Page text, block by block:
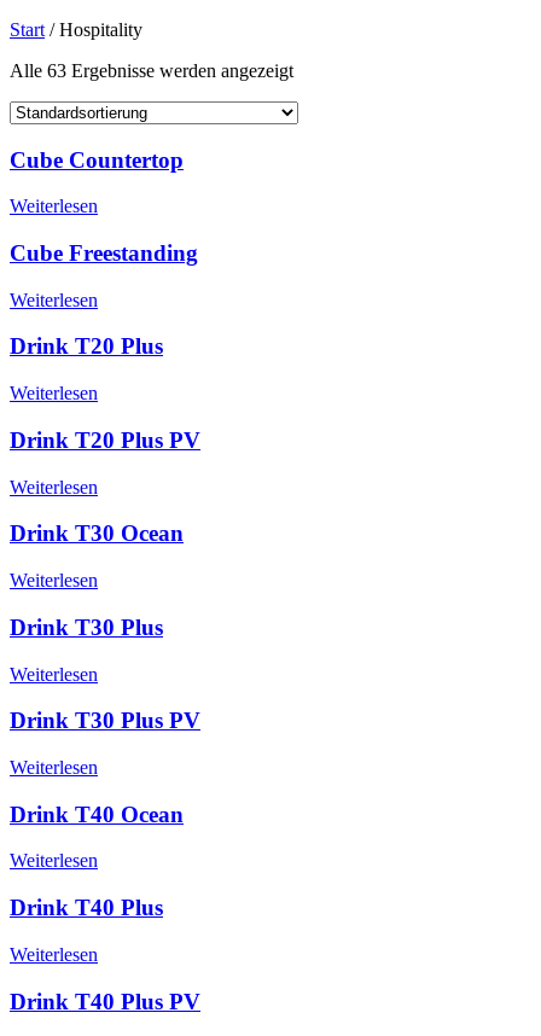
Start / Hospitality
Alle 63 Ergebnisse werden angezeigt
Cube Countertop
Weiterlesen
Cube Freestanding
Weiterlesen
Drink T20 Plus
Weiterlesen
Drink T20 Plus PV
Weiterlesen
Drink T30 Ocean
Weiterlesen
Drink T30 Plus
Weiterlesen
Drink T30 Plus PV
Weiterlesen
Drink T40 Ocean
Weiterlesen
Drink T40 Plus
Weiterlesen
Drink T40 Plus PV